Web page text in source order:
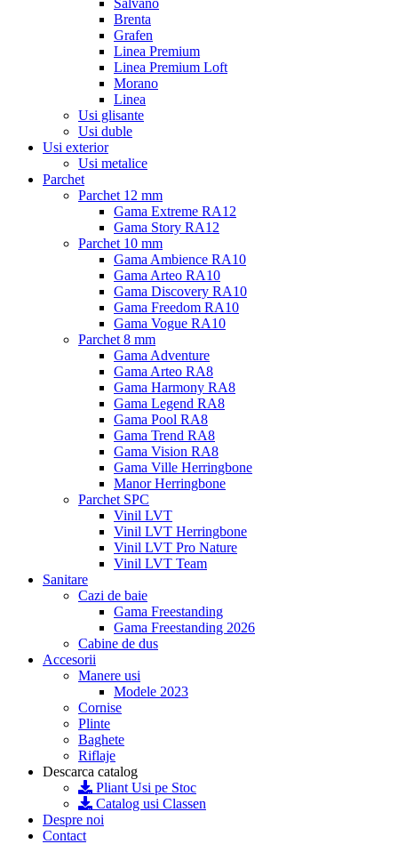
Salvano
Brenta
Grafen
Linea Premium
Linea Premium Loft
Morano
Linea
Usi glisante
Usi duble
Usi exterior
Usi metalice
Parchet
Parchet 12 mm
Gama Extreme RA12
Gama Story RA12
Parchet 10 mm
Gama Ambience RA10
Gama Arteo RA10
Gama Discovery RA10
Gama Freedom RA10
Gama Vogue RA10
Parchet 8 mm
Gama Adventure
Gama Arteo RA8
Gama Harmony RA8
Gama Legend RA8
Gama Pool RA8
Gama Trend RA8
Gama Vision RA8
Gama Ville Herringbone
Manor Herringbone
Parchet SPC
Vinil LVT
Vinil LVT Herringbone
Vinil LVT Pro Nature
Vinil LVT Team
Sanitare
Cazi de baie
Gama Freestanding
Gama Freestanding 2026
Cabine de dus
Accesorii
Manere usi
Modele 2023
Cornise
Plinte
Baghete
Riflaje
Descarca catalog
Pliant Usi pe Stoc
Catalog usi Classen
Despre noi
Contact